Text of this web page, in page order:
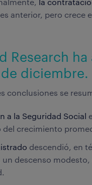
anterior, pero crece
Research
diciembre.
conclusiones se
a la Seguridad Social
del crecimiento
descendió, en
descenso